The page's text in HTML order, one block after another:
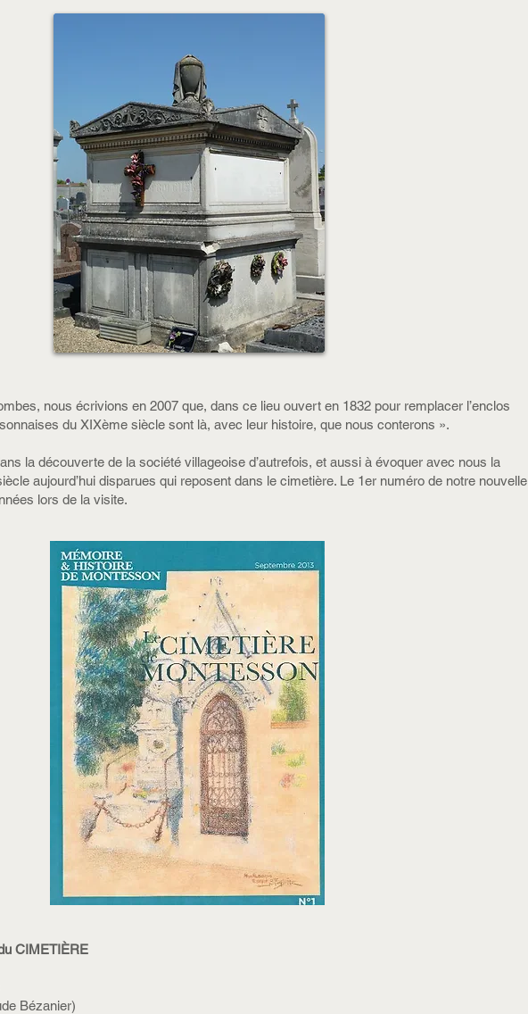
nous écrivions en 2007 que, dans ce lieu ouvert en 1832 pour remplacer l’enclos
du XIXème siècle sont là, avec leur histoire, que nous conterons ».
la découverte de la société villageoise d’autrefois, et aussi à évoquer avec nous la
aujourd’hui disparues qui reposent dans le cimetière. Le 1er numéro de notre nouvelle
lors de la visite.
CIMETIÈRE
Bézanier)